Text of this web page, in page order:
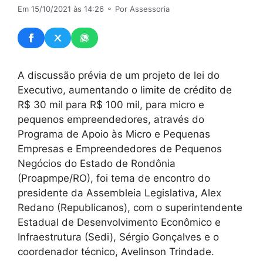
Em 15/10/2021 às 14:26 ⚬ Por Assessoria
A discussão prévia de um projeto de lei do
Executivo, aumentando o limite de crédito de
R$ 30 mil para R$ 100 mil, para micro e
pequenos empreendedores, através do
Programa de Apoio às Micro e Pequenas
Empresas e Empreendedores de Pequenos
Negócios do Estado de Rondônia
(Proapmpe/RO), foi tema de encontro do
presidente da Assembleia Legislativa, Alex
Redano (Republicanos), com o superintendente
Estadual de Desenvolvimento Econômico e
Infraestrutura (Sedi), Sérgio Gonçalves e o
coordenador técnico, Avelinson Trindade.